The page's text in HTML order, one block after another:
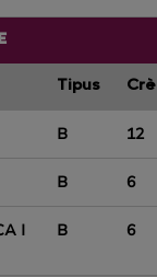
Tipus
B 12
B 6
I
B 6